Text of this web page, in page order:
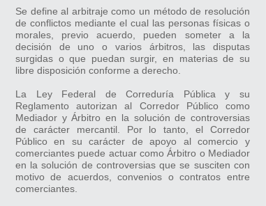
Asesoría Jurídica
Quiénes somos
Corredor Público vs. Notario Público
Área de cobertura
Se define al arbitraje como un método de resolución
de conflictos mediante el cual las personas físicas o
morales, previo acuerdo, pueden someter a la
decisión de uno o varios árbitros, las disputas
surgidas o que puedan surgir, en materias de su
libre disposición conforme a derecho.
La Ley Federal de Correduría Pública y su
Reglamento autorizan al Corredor Público como
Mediador y Árbitro en la solución de controversias
de carácter mercantil. Por lo tanto, el Corredor
Público en su carácter de apoyo al comercio y
comerciantes puede actuar como Árbitro o Mediador
en la solución de controversias que se susciten con
motivo de acuerdos, convenios o contratos entre
comerciantes.